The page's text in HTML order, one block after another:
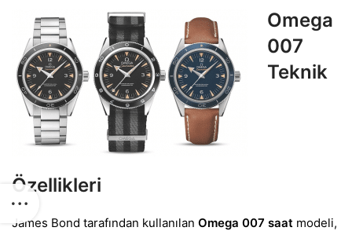
Omega
007
Teknik
Özellikleri
James Bond tarafından kullanılan Omega 007 saat modeli,